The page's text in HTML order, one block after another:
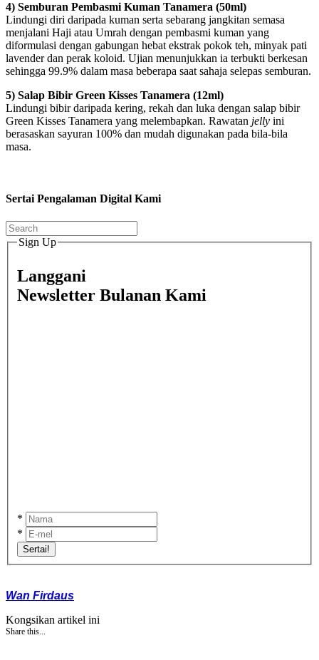
4) Semburan Pembasmi Kuman Tanamera (50ml)
Lindungi diri daripada kuman serta sebarang jangkitan semasa
menjalani Haji atau Umrah dengan pembasmi kuman yang
diformulasi dengan gabungan hebat ekstrak pokok teh, minyak pati
lavender dan perak koloid. Ujian menunjukkan ia terbukti berkesan
sehingga 99.9% dalam masa beberapa saat sahaja selepas semburan.
5) Salap Bibir Green Kisses Tanamera (12ml)
Lindungi bibir daripada kering, rekah dan luka dengan salap bibir
Green Kisses Tanamera yang melembapkan. Rawatan jelly ini
berasaskan sayuran 100% dan mudah digunakan pada bila-bila
masa.
Sertai Pengalaman Digital Kami
Sign Up
Langgani
Newsletter Bulanan Kami
*
*
Sertai!
Wan Firdaus
Kongsikan artikel ini
Share this...